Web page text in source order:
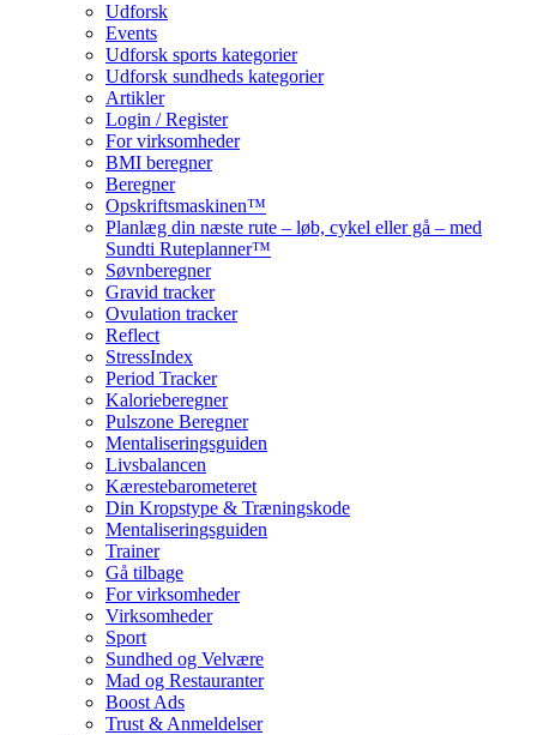
Udforsk
Events
Udforsk sports kategorier
Udforsk sundheds kategorier
Artikler
Login / Register
For virksomheder
BMI beregner
Beregner
Opskriftsmaskinen™
Planlæg din næste rute – løb, cykel eller gå – med
Sundti Ruteplanner™
Søvnberegner
Gravid tracker
Ovulation tracker
Reflect
StressIndex
Period Tracker
Kalorieberegner
Pulszone Beregner
Mentaliseringsguiden
Livsbalancen
Kærestebarometeret
Din Kropstype & Træningskode
Mentaliseringsguiden
Trainer
Gå tilbage
For virksomheder
Virksomheder
Sport
Sundhed og Velvære
Mad og Restauranter
Boost Ads
Trust & Anmeldelser